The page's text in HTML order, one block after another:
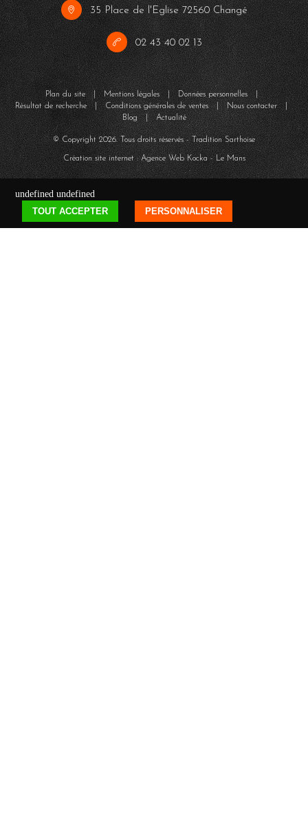
35 Place de l'Eglise 72560 Changé
02 43 40 02 13
Plan du site| Mentions légales| Données personnelles|
Résultat de recherche| Conditions générales de ventes | Nous contacter|
Blog| Actualité
© Copyright2026. Tous droits réservés - Tradition Sarthoise
Création site internet : Agence WebKocka- Le Mans
undefined undefined
TOUT ACCEPTER
PERSONNALISER